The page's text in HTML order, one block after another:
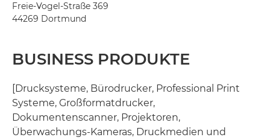
Freie-Vogel-Straße 369
44269 Dortmund
BUSINESS PRODUKTE
[Drucksysteme, Bürodrucker, Professional Print
Systeme, Großformatdrucker,
Dokumentenscanner, Projektoren,
Überwachungs-Kameras, Druckmedien und